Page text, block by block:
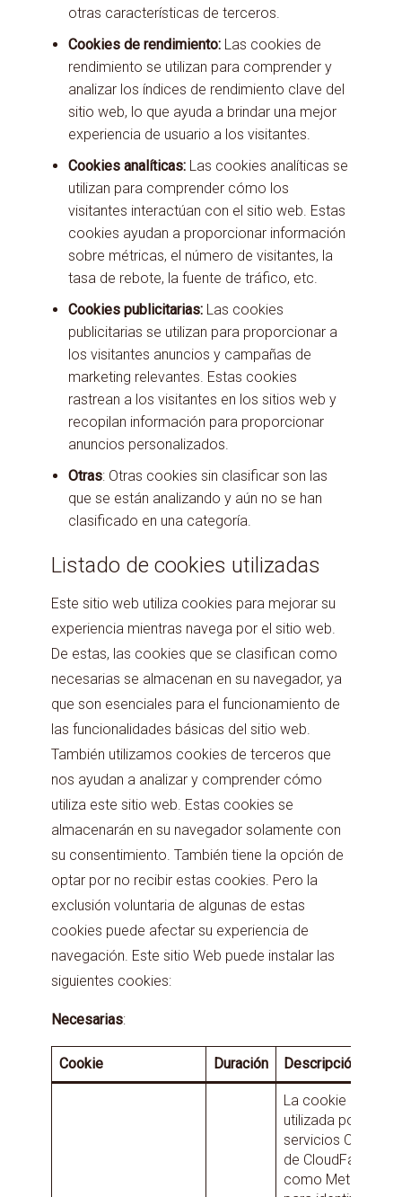
otras características de terceros.
Cookies de rendimiento: Las cookies de
rendimiento se utilizan para comprender y
analizar los índices de rendimiento clave del
sitio web, lo que ayuda a brindar una mejor
experiencia de usuario a los visitantes.
Cookies analíticas: Las cookies analíticas se
utilizan para comprender cómo los
visitantes interactúan con el sitio web. Estas
cookies ayudan a proporcionar información
sobre métricas, el número de visitantes, la
tasa de rebote, la fuente de tráfico, etc.
Cookies publicitarias: Las cookies
publicitarias se utilizan para proporcionar a
los visitantes anuncios y campañas de
marketing relevantes. Estas cookies
rastrean a los visitantes en los sitios web y
recopilan información para proporcionar
anuncios personalizados.
Otras: Otras cookies sin clasificar son las
que se están analizando y aún no se han
clasificado en una categoría.
Listado de cookies utilizadas
Este sitio web utiliza cookies para mejorar su
experiencia mientras navega por el sitio web.
De estas, las cookies que se clasifican como
necesarias se almacenan en su navegador, ya
que son esenciales para el funcionamiento de
las funcionalidades básicas del sitio web.
También utilizamos cookies de terceros que
nos ayudan a analizar y comprender cómo
utiliza este sitio web. Estas cookies se
almacenarán en su navegador solamente con
su consentimiento. También tiene la opción de
optar por no recibir estas cookies. Pero la
exclusión voluntaria de algunas de estas
cookies puede afectar su experiencia de
navegación. Este sitio Web puede instalar las
siguientes cookies:
Necesarias:
Cookie Duración Descripción
La cookie es
utilizada por
servicios CDN
de CloudFare
como Metricool